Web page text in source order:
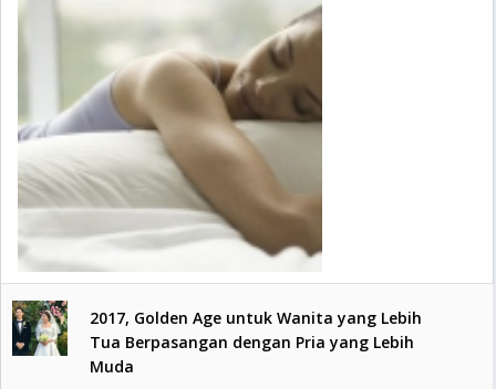
2017, Golden Age untuk Wanita yang Lebih
Tua Berpasangan dengan Pria yang Lebih
Muda